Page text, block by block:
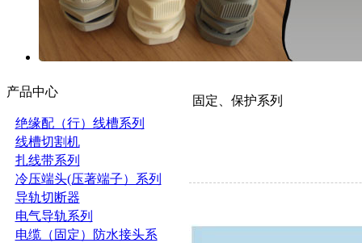
产品中心
绝缘配（行）线槽系列
线槽切割机
扎线带系列
冷压端头(压著端子）系列
导轨切断器
电气导轨系列
电缆（固定）防水接头系
固定、保护系列